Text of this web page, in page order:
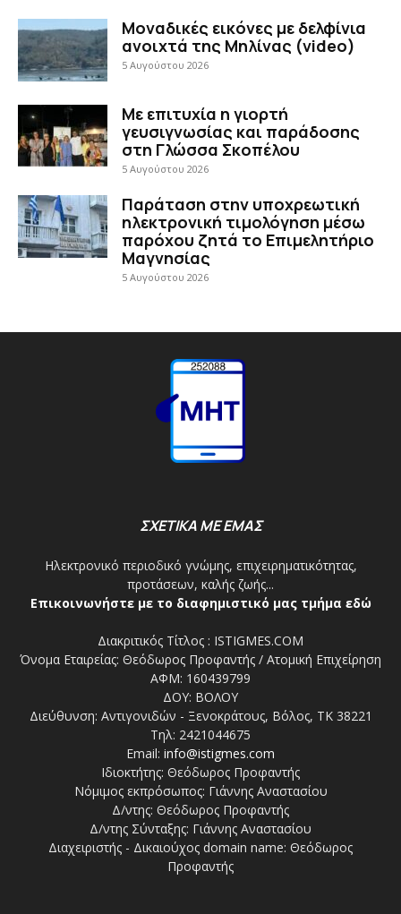
Μοναδικές εικόνες με δελφίνια
ανοιχτά της Μηλίνας (video)
5 Αυγούστου 2026
Με επιτυχία η γιορτή
γευσιγνωσίας και παράδοσης
στη Γλώσσα Σκοπέλου
5 Αυγούστου 2026
Παράταση στην υποχρεωτική
ηλεκτρονική τιμολόγηση μέσω
παρόχου ζητά το Επιμελητήριο
Μαγνησίας
5 Αυγούστου 2026
ΣΧΕΤΙΚΑ ΜΕ ΕΜΑΣ
Ηλεκτρονικό περιοδικό γνώμης, επιχειρηματικότητας,
προτάσεων, καλής ζωής...
Επικοινωνήστε με το διαφημιστικό μας τμήμα εδώ
Διακριτικός Τίτλος : ISTIGMES.COM
Όνομα Εταιρείας: Θεόδωρος Προφαντής / Ατομική Επιχείρηση
ΑΦΜ: 160439799
ΔΟΥ: ΒΟΛΟΥ
Διεύθυνση: Αντιγονιδών - Ξενοκράτους, Βόλος, ΤΚ 38221
Τηλ: 2421044675
Email: info@istigmes.com
Ιδιοκτήτης: Θεόδωρος Προφαντής
Νόμιμος εκπρόσωπος: Γιάννης Αναστασίου
Δ/ντης: Θεόδωρος Προφαντής
Δ/ντης Σύνταξης: Γιάννης Αναστασίου
Διαχειριστής - Δικαιούχος domain name: Θεόδωρος
Προφαντής